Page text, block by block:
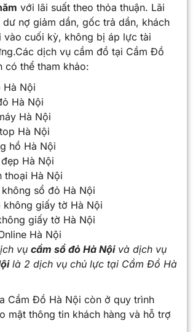
với lãi suất theo thỏa thuận. Lãi
nợ giảm dần, gốc trả dần, khách
vào cuối kỳ, không bị áp lực tài
dịch vụ cầm đồ tại Cầm Đồ
có thể tham khảo:
Hà Nội
Hà Nội
Hà Nội
Hà Nội
hồ Hà Nội
Hà Nội
thoại Hà Nội
không sổ đỏ Hà Nội
không giấy tờ Hà Nội
giấy tờ Hà Nội
Hà Nội
vụ cầm sổ đỏ Hà Nộivà dịch vụ
là 2 dịch vụ chủ lực tại Cầm Đồ Hà
Cầm Đồ Hà Nội còn ở quy trình
mật thông tin khách hàng và hỗ trợ